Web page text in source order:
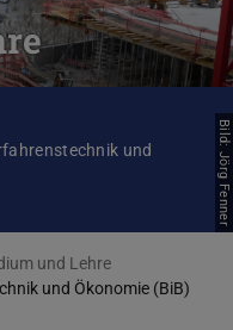
und
Bild: Jörg Fenner
und Lehre
und Ökonomie (BiB)